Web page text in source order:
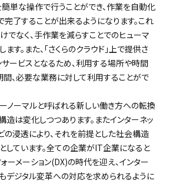
簡単な操作で行うことができ、作業を自動化
了することが出来るようになります。これ
でなく、手作業を減らすことでのヒューマ
す。また、 「さくらのクラウド 」上で提供さ
サービスとなるため、利用する場所や時間
間、必要な業務に対して利用することがで
ノーマルと呼ばれる新しい働き方への転換
造は変化しつつあります。またインターネッ
の浸透により、それを前提とした社会構造
しています。全ての企業がIT企業になると
ーメーション(DX)の時代を迎え、インター
デジタル変革への対応を求められるように